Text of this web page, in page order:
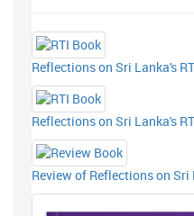
Reflections on Sri Lanka's
Reflections on Sri Lanka's
Review of Reflections on Sri